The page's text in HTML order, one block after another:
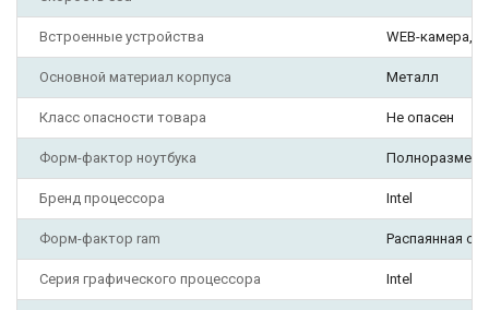
Встроенные устройства WEB-камера,
Основной материал корпуса Металл
Класс опасности товара Не опасен
Форм-фактор ноутбука
Бренд процессора Intel
Форм-фактор ram Распаянная
Серия графического процессора Intel